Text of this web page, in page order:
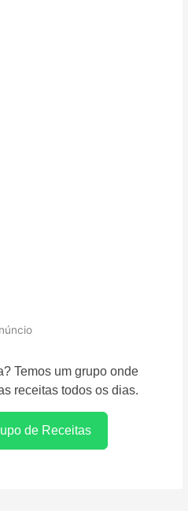
Temos um grupo onde
receitas todos os dias.
de Receitas